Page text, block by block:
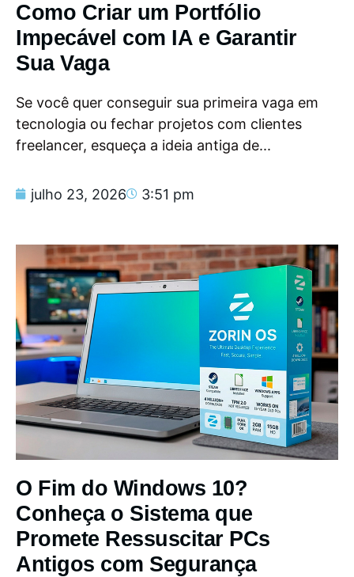
Como Criar um Portfólio
Impecável com IA e Garantir
Sua Vaga
Se você quer conseguir sua primeira vaga em
tecnologia ou fechar projetos com clientes
freelancer, esqueça a ideia antiga de...
julho 23, 2026 3:51 pm
O Fim do Windows 10?
Conheça o Sistema que
Promete Ressuscitar PCs
Antigos com Segurança